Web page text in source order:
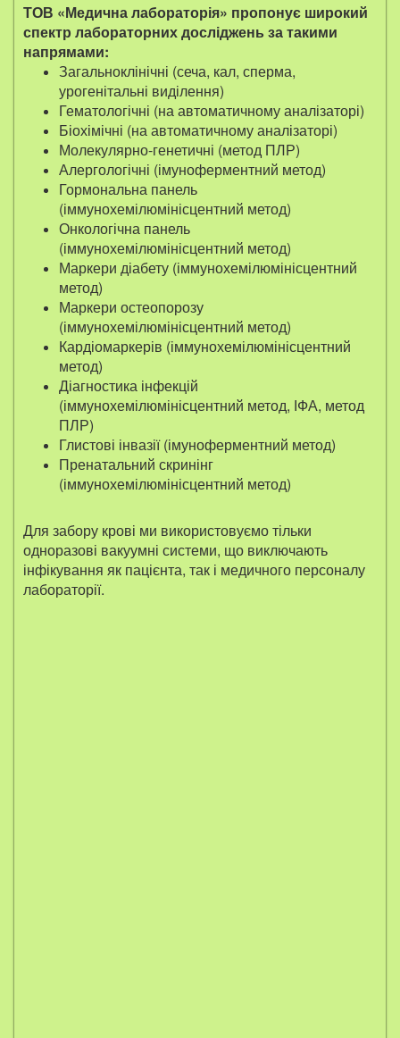
ТОВ «Медична лабораторія» пропонує широкий
спектр лабораторних досліджень за такими
напрямами:
Загальноклінічні (сеча, кал, сперма,
урогенітальні виділення)
Гематологічні (на автоматичному аналізаторі)
Біохімічні (на автоматичному аналізаторі)
Молекулярно-генетичні (метод ПЛР)
Алергологічні (імуноферментний метод)
Гормональна панель
(іммунохемілюмінісцентний метод)
Онкологічна панель
(іммунохемілюмінісцентний метод)
Маркери діабету (іммунохемілюмінісцентний
метод)
Маркери остеопорозу
(іммунохемілюмінісцентний метод)
Кардіомаркерів (іммунохемілюмінісцентний
метод)
Діагностика інфекцій
(іммунохемілюмінісцентний метод, ІФА, метод
ПЛР)
Глистові інвазії (імуноферментний метод)
Пренатальний скринінг
(іммунохемілюмінісцентний метод)
Для забору крові ми використовуємо тільки
одноразові вакуумні системи, що виключають
інфікування як пацієнта, так і медичного персоналу
лабораторії.